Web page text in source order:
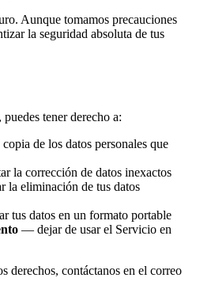
Aunque tomamos precauciones
la seguridad absoluta de tus
tener derecho a:
de los datos personales que
la corrección de datos inexactos
la eliminación de tus datos
tus datos en un formato portable
— dejar de usar el Servicio en
derechos, contáctanos en el correo